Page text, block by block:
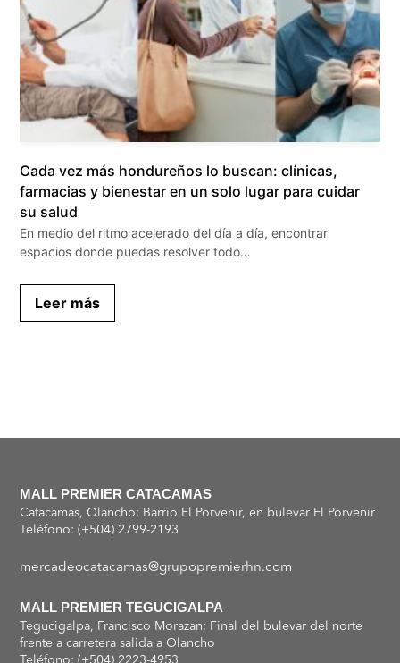
Cada vez más hondureños lo buscan: clínicas,
farmacias y bienestar en un solo lugar para cuidar
su salud
En medio del ritmo acelerado del día a día, encontrar
espacios donde puedas resolver todo…
Leer más
MALL PREMIER CATACAMAS
Catacamas, Olancho; Barrio El Porvenir, en bulevar El Porvenir
Teléfono: (+504) 2799-2193
mercadeocatacamas@grupopremierhn.com
MALL PREMIER TEGUCIGALPA
Tegucigalpa, Francisco Morazan; Final del bulevar del norte
frente a carretera salida a Olancho
Teléfono: (+504) 2223-4953